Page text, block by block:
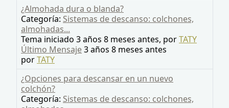
¿Almohada dura o blanda?
Categoría: Sistemas de descanso: colchones,
almohadas...
Tema iniciado 3 años 8 meses antes, porTATY
Último Mensaje3 años 8 meses antes
porTATY
¿Opciones para descansar en un nuevo
colchón?
Categoría: Sistemas de descanso: colchones,